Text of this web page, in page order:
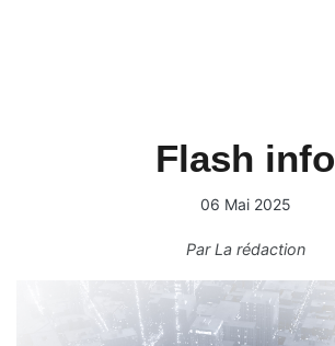
Flash info
06 Mai 2025
ParLa rédaction